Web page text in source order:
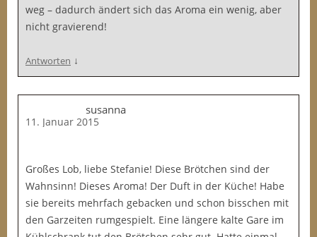
weg – dadurch ändert sich das Aroma ein wenig, aber
nicht gravierend!
Antworten ↓
susanna
11. Januar 2015
Großes Lob, liebe Stefanie! Diese Brötchen sind der
Wahnsinn! Dieses Aroma! Der Duft in der Küche! Habe
sie bereits mehrfach gebacken und schon bisschen mit
den Garzeiten rumgespielt. Eine längere kalte Gare im